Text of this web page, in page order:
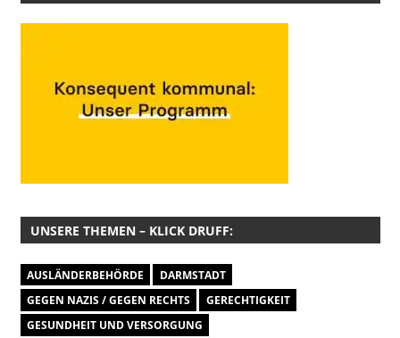
UNSERE THEMEN – KLICK DRUFF:
AUSLÄNDERBEHÖRDE
DARMSTADT
GEGEN NAZIS / GEGEN RECHTS
GERECHTIGKEIT
GESUNDHEIT UND VERSORGUNG